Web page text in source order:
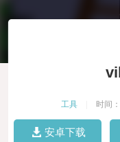
工具 时间
安卓下载